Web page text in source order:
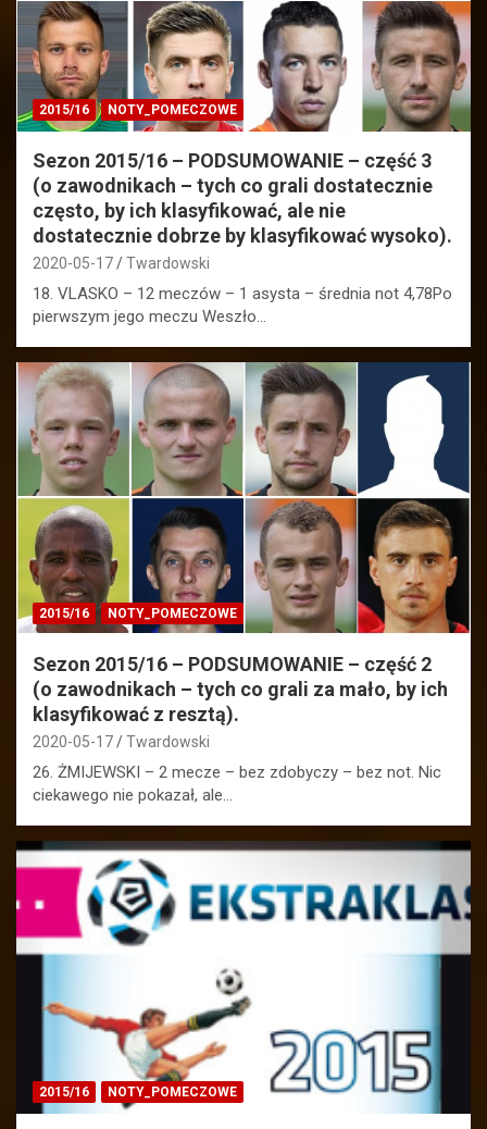
2015/16 NOTY_POMECZOWE
Sezon 2015/16 – PODSUMOWANIE – część 3
(o zawodnikach – tych co grali dostatecznie
często, by ich klasyfikować, ale nie
dostatecznie dobrze by klasyfikować wysoko).
2020-05-17 Twardowski
18. VLASKO – 12 meczów – 1 asysta – średnia not 4,78Po
pierwszym jego meczu Weszło…
2015/16 NOTY_POMECZOWE
Sezon 2015/16 – PODSUMOWANIE – część 2
(o zawodnikach – tych co grali za mało, by ich
klasyfikować z resztą).
2020-05-17 Twardowski
26. ŻMIJEWSKI – 2 mecze – bez zdobyczy – bez not. Nic
ciekawego nie pokazał, ale…
2015/16 NOTY_POMECZOWE